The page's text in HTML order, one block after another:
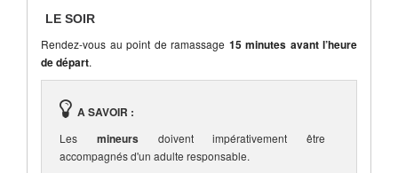
LE SOIR
Rendez-vous au point de ramassage 15 minutes avant l’heure
de départ.
A SAVOIR :
Les mineurs doivent impérativement être
accompagnés d'un adulte responsable.